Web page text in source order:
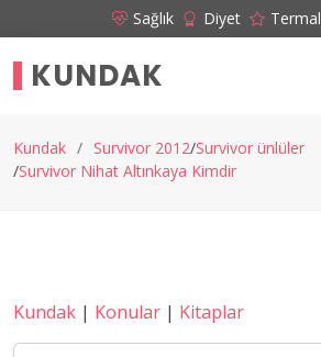
Sağlık Diyet Termal
KUNDAK
Kundak Survivor 2012 Survivor ünlüler
Survivor Nihat Altınkaya Kimdir
Kundak | Konular | Kitaplar